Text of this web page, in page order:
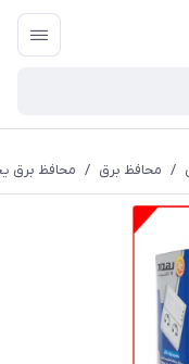
/ محافظ برق / محافظ برق